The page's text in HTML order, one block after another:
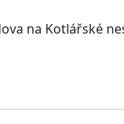
na Kotlářské